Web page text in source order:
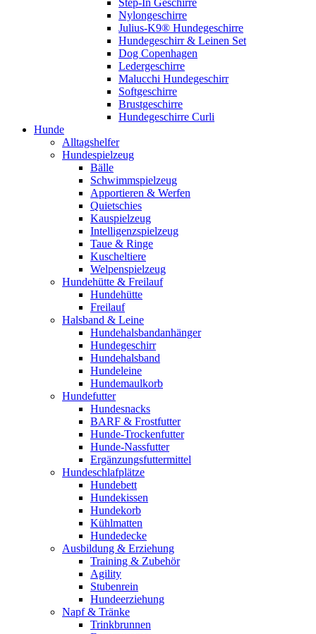
Step-In Geschirre
Nylongeschirre
Julius-K9® Hundegeschirre
Hundegeschirr & Leinen Set
Dog Copenhagen
Ledergeschirre
Malucchi Hundegeschirr
Softgeschirre
Brustgeschirre
Hundegeschirre Curli
Hunde
Alltagshelfer
Hundespielzeug
Bälle
Schwimmspielzeug
Apportieren & Werfen
Quietschies
Kauspielzeug
Intelligenzspielzeug
Taue & Ringe
Kuscheltiere
Welpenspielzeug
Hundehütte & Freilauf
Hundehütte
Freilauf
Halsband & Leine
Hundehalsbandanhänger
Hundegeschirr
Hundehalsband
Hundeleine
Hundemaulkorb
Hundefutter
Hundesnacks
BARF & Frostfutter
Hunde-Trockenfutter
Hunde-Nassfutter
Ergänzungsfuttermittel
Hundeschlafplätze
Hundebett
Hundekissen
Hundekorb
Kühlmatten
Hundedecke
Ausbildung & Erziehung
Training & Zubehör
Agility
Stubenrein
Hundeerziehung
Napf & Tränke
Trinkbrunnen